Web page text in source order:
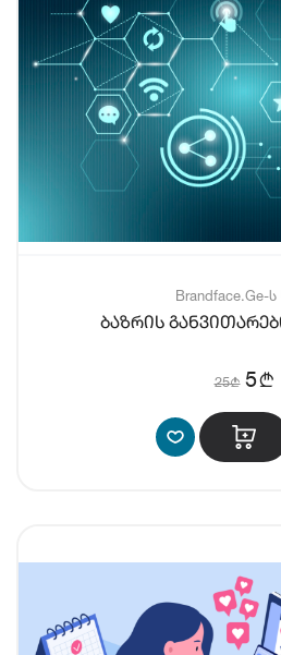
Brandface.Ge-ს
ბაზრის
25b 5b